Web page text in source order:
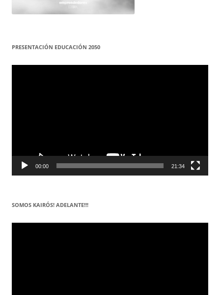
PRESENTACIÓN EDUCACIÓN 2050
Reproductor
00:00 21:34
SOMOS KAIRÓS! ADELANTE!!!
Reproductor